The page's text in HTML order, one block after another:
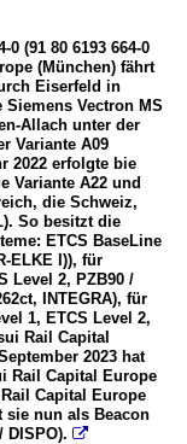
0 (91 80 6193 664-0
(München) fährt
Eiserfeld in
Vectron MS
Allach unter der
Variante A09
2022 erfolgte bie
Variante A22 und
die Schweiz,
So besitzt die
ETCS BaseLine
ELKE I)), für
Level 2, PZB90 /
INTEGRA), für
1, ETCS Level 2,
Rail Capital
2023 hat
Rail Capital Europe
Capital Europe
nun als Beacon
DISPO). 